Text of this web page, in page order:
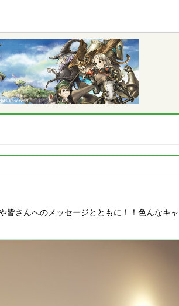
さんへのメッセージとともに！！色んなキ